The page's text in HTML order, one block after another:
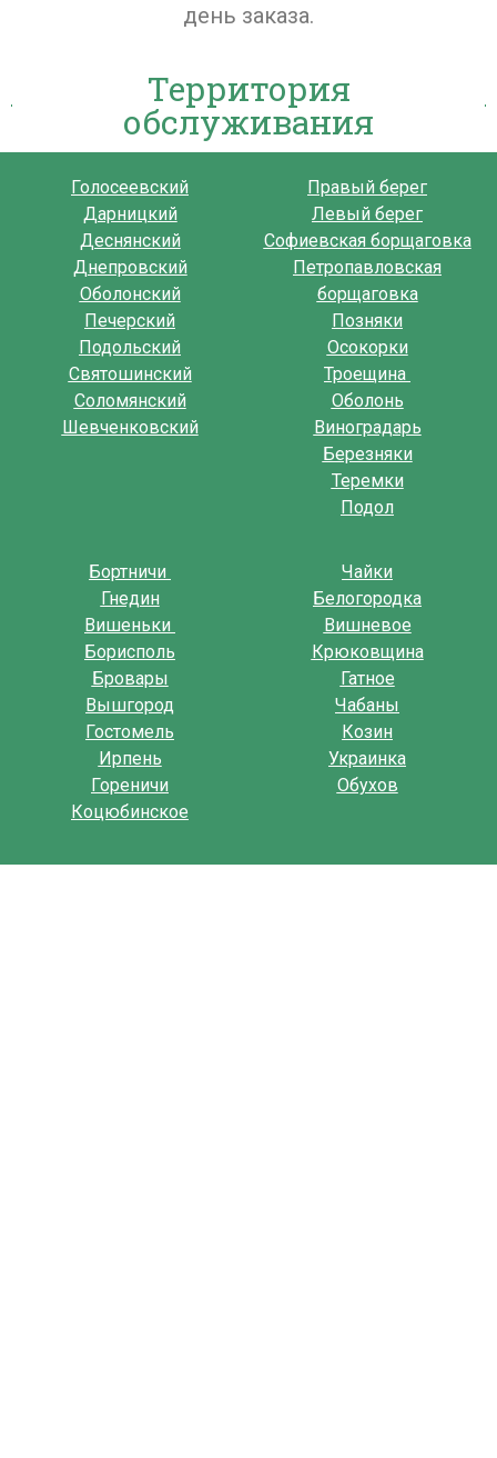
день заказа.
Территория
обслуживания
Голосеевский
Дарницкий
Деснянский
Днепровский
Оболонский
Печерский
Подольский
Святошинский
Соломянский
Шевченковский
Правый берег
Левый берег
Софиевская борщаговка
Петропавловская
борщаговка
Позняки
Осокорки
Троещина
Оболонь
Виноградарь
Березняки
Теремки
Подол
Бортничи
Гнедин
Вишеньки
Борисполь
Бровары
Вышгород
Гостомель
Ирпень
Гореничи
Коцюбинское
Чайки
Белогородка
Вишневое
Крюковщина
Гатное
Чабаны
Козин
Украинка
Обухов